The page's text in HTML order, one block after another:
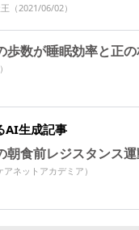
（2021/06/02）
歩数が睡眠効率と正
生成記事
朝食前レジスタンス
ネットアカデミア）